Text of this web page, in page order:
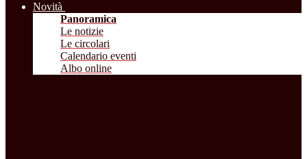
Novità
Panoramica
Le notizie
Le circolari
Calendario eventi
Albo online